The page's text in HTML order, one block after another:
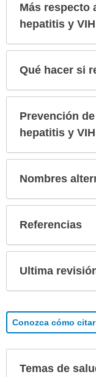
Más respecto
hepatitis y VIH
Qué hacer si
Prevención
hepatitis y
Nombres
Referencias
Ultima
Conozca cómo
Temas de